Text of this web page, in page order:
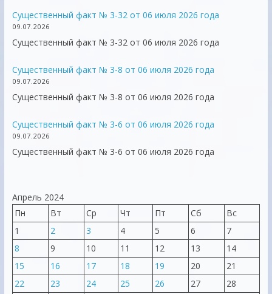
Существенный факт № 3-32 от 06 июля 2026 года
09.07.2026
Существенный факт № 3-32 от 06 июля 2026 года
Существенный факт № 3-8 от 06 июля 2026 года
09.07.2026
Существенный факт № 3-8 от 06 июля 2026 года
Существенный факт № 3-6 от 06 июля 2026 года
09.07.2026
Существенный факт № 3-6 от 06 июля 2026 года
Апрель 2024
Пн
Вт Ср Чт Пт Сб
Вс
1
2 3 4 5 6
7
8
9 10 11 12 13
14
15
16 17 18 19 20
21
22
23 24 25 26 27
28